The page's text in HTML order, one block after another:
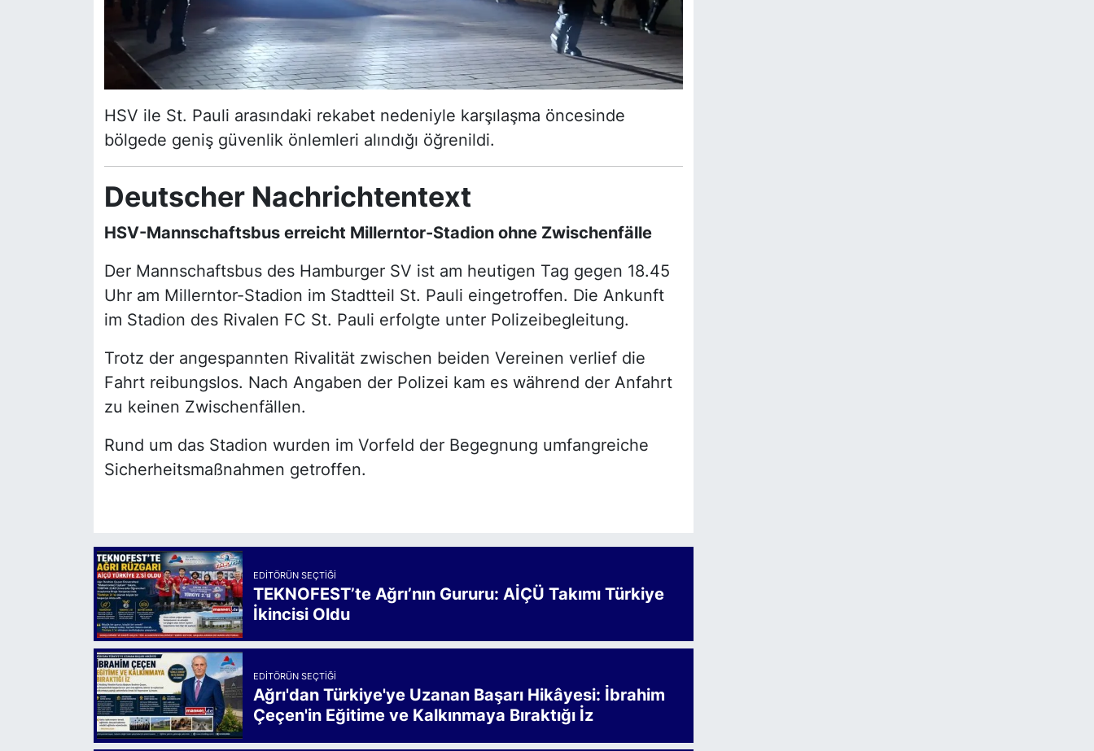
HSV ile St. Pauli arasındaki rekabet nedeniyle karşılaşma öncesinde
bölgede geniş güvenlik önlemleri alındığı öğrenildi.
Deutscher Nachrichtentext
HSV-Mannschaftsbus erreicht Millerntor-Stadion ohne Zwischenfälle
Der Mannschaftsbus des Hamburger SV ist am heutigen Tag gegen 18.45
Uhr am Millerntor-Stadion im Stadtteil St. Pauli eingetroffen. Die Ankunft
im Stadion des Rivalen FC St. Pauli erfolgte unter Polizeibegleitung.
Trotz der angespannten Rivalität zwischen beiden Vereinen verlief die
Fahrt reibungslos. Nach Angaben der Polizei kam es während der Anfahrt
zu keinen Zwischenfällen.
Rund um das Stadion wurden im Vorfeld der Begegnung umfangreiche
Sicherheitsmaßnahmen getroffen.
EDITÖRÜN SEÇTIĞI
TEKNOFEST’te Ağrı’nın Gururu: AİÇÜ Takımı Türkiye
İkincisi Oldu
EDITÖRÜN SEÇTIĞI
Ağrı'dan Türkiye'ye Uzanan Başarı Hikâyesi: İbrahim
Çeçen'in Eğitime ve Kalkınmaya Bıraktığı İz